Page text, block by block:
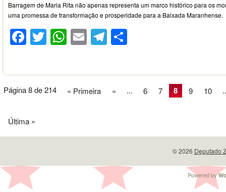
Barragem de Maria Rita não apenas representa um marco histórico para os
uma promessa de transformação e prosperidade para a Baixada Maranhense.
Facebook
Twitter
WhatsApp
EmailTelegram
Página 8 de 214 « Primeira « ... 6 7 8 9 10
Última »
© 2026 Deputado
Powered by